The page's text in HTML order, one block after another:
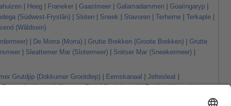
Heeg Franeker Gaastmeer Galamadammen Goaiïngaryp
(Súdwest-Fryslân)| Sloten| Sneek Stavoren| Terherne| Terkaple|
(Wâldsein)
| De Morra (Morra)| Grutte Brekken (Groote Brekken)| Grutte
Sleattemer Mar (Slotermeer) Snitser Mar (Sneekermeer)
Grutdjip (Dokkumer Grootdiep) | Eemskanaal | Jeltesleat |
Ruiten Aa-Kanaal|Skarster Rien|Stadskanaal|Ter Apel Kanaal|